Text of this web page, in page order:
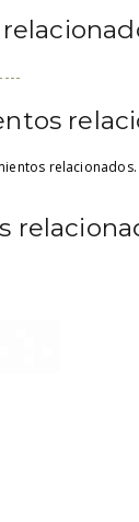
relacionados.